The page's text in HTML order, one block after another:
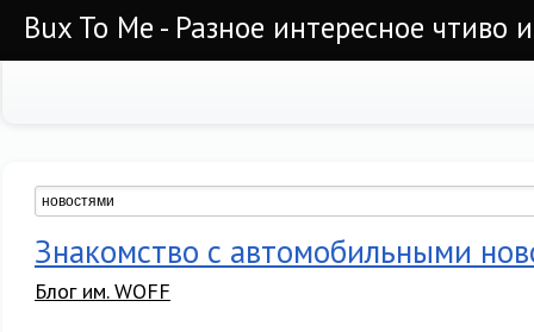
Bux To Me - Разное интересное чтиво
Знакомство с автомобильными
Блог им. WOFF